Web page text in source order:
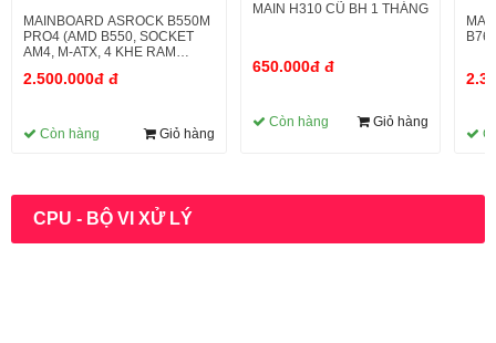
MAINBOARD ASROCK B550M
PRO4 (AMD B550, SOCKET
AM4, M-ATX, 4 KHE RAM
2.500.000đ đ
Còn hàng Giỏ hàng
MAIN H310 CŨ BH 1 THÁNG
650.000đ đ
Còn hàng Giỏ hàng
CPU - BỘ VI XỬ LÝ